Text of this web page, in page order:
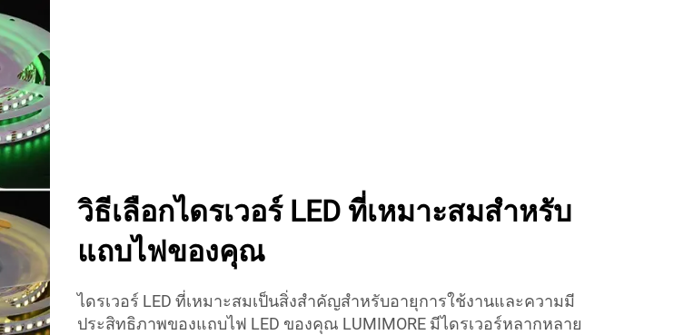
วิธีเลือกไดรเวอร์ LED ที่เหมาะสมสำหรับ
แถบไฟของคุณ
ไดรเวอร์ LED ที่เหมาะสมเป็นสิ่งสำคัญสำหรับอายุการใช้งานและความมี
ประสิทธิภาพของแถบไฟ LED ของคุณ LUMIMORE มีไดรเวอร์หลากหลาย